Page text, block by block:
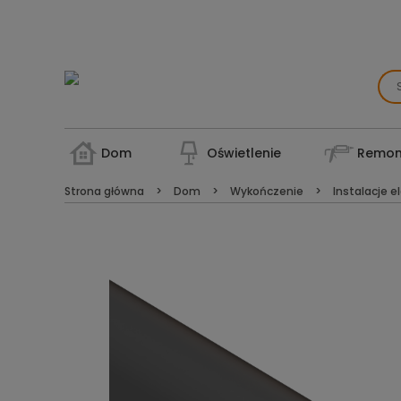
Dom Oświetlenie
Strona główna Dom Wykończenie Instalacje